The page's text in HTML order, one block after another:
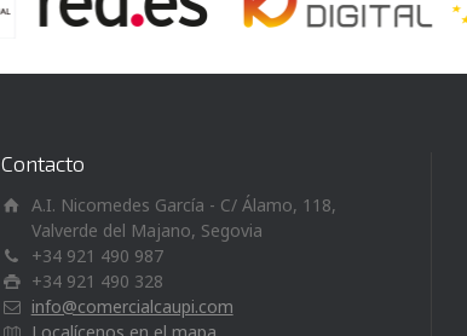
Contacto
A.I. Nicomedes García - C/ Álamo, 118,
Valverde del Majano, Segovia
+34 921 490 987
+34 921 490 328
info@comercialcaupi.com
Localícenos en el mapa